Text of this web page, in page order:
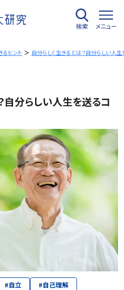
検索 メニュー
るヒント 自分らしく生きるとは？自分らしい人
自分らしい人生を送るコ
#自立 #自己理解